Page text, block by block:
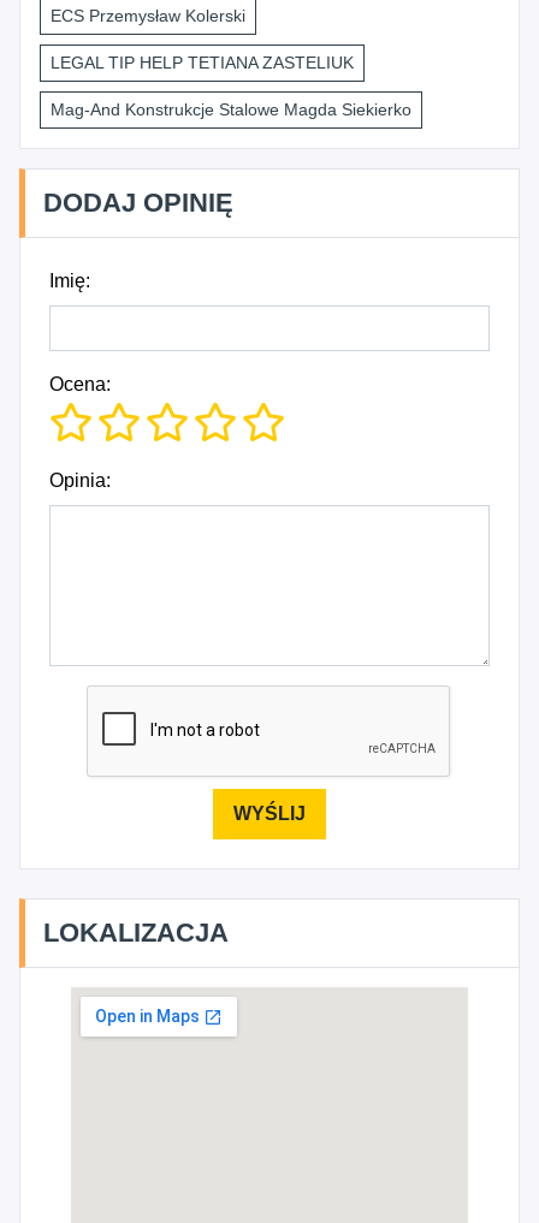
ECS Przemysław Kolerski
LEGAL TIP HELP TETIANA ZASTELIUK
Mag-And Konstrukcje Stalowe Magda Siekierko
DODAJ OPINIĘ
Imię:
Ocena:
Opinia:
LOKALIZACJA